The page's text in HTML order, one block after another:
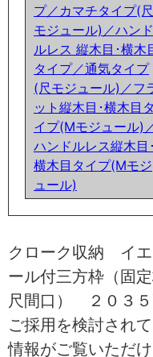
プ／カマチタイプ(尺
モジュール)／ハンド
ルレス 縦木目･横木
タイプ／通気タイプ
(尺モジュール)／フ
ット縦木目･横木目タ
イプ(Mモジュール)
ハンドルレス縦木目･
横木目タイプ(Mモジ
ュール)
クローク収納 イ
ール付三方枠（固
尺間口） ２０３
ご採用を検討され
情報がご覧いただ